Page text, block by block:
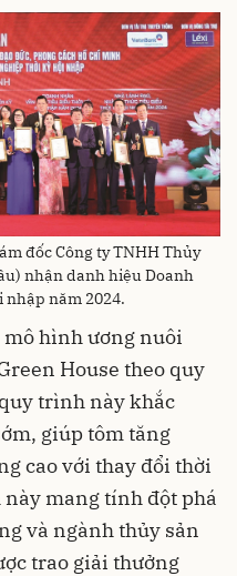
đốc Công ty TNHH Thủy
nhận danh hiệu Doanh
năm 2024.
hình ương nuôi
House theo quy
trình này khắc
giúp tôm tăng
cao với thay đổi thời
mang tính đột phá
và ngành thủy sản
trao giải thưởng